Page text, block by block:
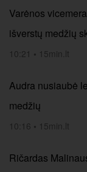
Varėnos
išverstų medžių
10:21 • 15min.lt
Audra nusiaubė
medžių
10:16 • 15min.lt
Ričardas